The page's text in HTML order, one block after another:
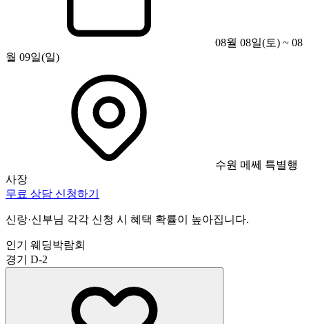
08월 08일(토) ~ 08
월 09일(일)
수원 메쎄 특별행
사장
무료 상담 신청하기
신랑·신부님 각각 신청 시 혜택 확률이 높아집니다.
인기 웨딩박람회
경기
D-2